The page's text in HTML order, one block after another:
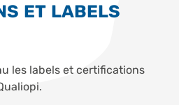
ET LABELS
les labels et certifications